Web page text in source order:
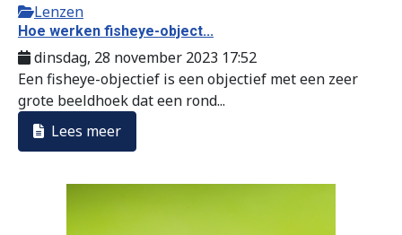
Lenzen
Hoe werken fisheye-object...
dinsdag, 28 november 2023 17:52
Een fisheye-objectief is een objectief met een zeer
grote beeldhoek dat een rond...
Lees meer